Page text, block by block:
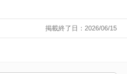
掲載終了日：2026/06/15